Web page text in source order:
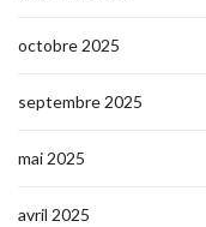
octobre 2025
septembre 2025
mai 2025
avril 2025